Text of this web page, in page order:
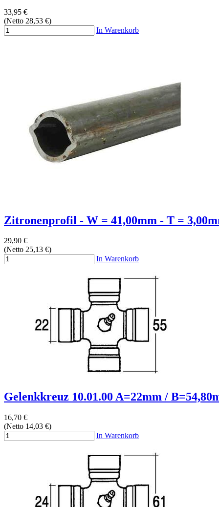
33,95 €
(Netto 28,53 €)
In Warenkorb
Zitronenprofil - W = 41,00mm - T =
29,90 €
(Netto 25,13 €)
In Warenkorb
Gelenkkreuz 10.01.00 A=22mm /
16,70 €
(Netto 14,03 €)
In Warenkorb